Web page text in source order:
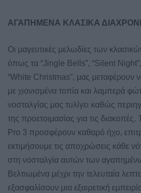
ΑΓΑΠΗΜΕΝΑ ΚΛΑΣΙΚΑ
Οι μαγευτικές μελωδίες των
όπως τα “Jingle Bells”, “Silent
“White Christmas”, μας μεταφέρουν
με χιονισμένα τοπία και λαμπερά
νοσταλγίας μας τυλίγει καθώς
της προετοιμασίας για τις
Pro 3 προσφέρουν καθαρό ήχο,
εκτιμήσουμε τις αποχρώσεις κάθε
στη νοσταλγία αυτών των
Βελτιωμένα μέχρι την τελευταία
εξασφαλίσουν μια εξαιρετική